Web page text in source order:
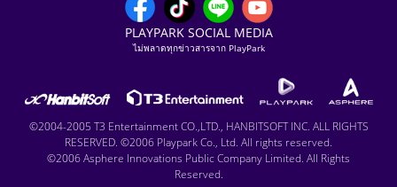
PLAYPARK SOCIAL MEDIA
ไม่พลาดทุกข่าวสารจาก PlayPark
©2004-2005 T3 Entertainment CO.,LTD., HANBITSOFT INC. ALL RIGHTS
RESERVED. ©2006 Playpark Co., Ltd. All rights reserved.
©2006 Asphere Innovations Public Company Limited. All Rights
Reserved.